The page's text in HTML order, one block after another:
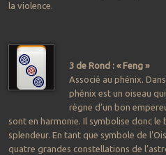
la violence.
3 de Rond : « Feng »
Associé au phénix.
phénix est un oiseau
règne d’un bon
sont en harmonie. Il symbolise donc le
splendeur. En tant que symbole de
quatre grandes constellations de